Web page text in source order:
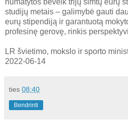
numatytos beveik trijų šimtų eurų
studijų metais – galimybė gauti
eurų stipendiją ir garantuotą
profesinę gerovę, rinkis
LR švietimo, mokslo ir sporto
2022-06-14
ties 08:40
Bendrinti